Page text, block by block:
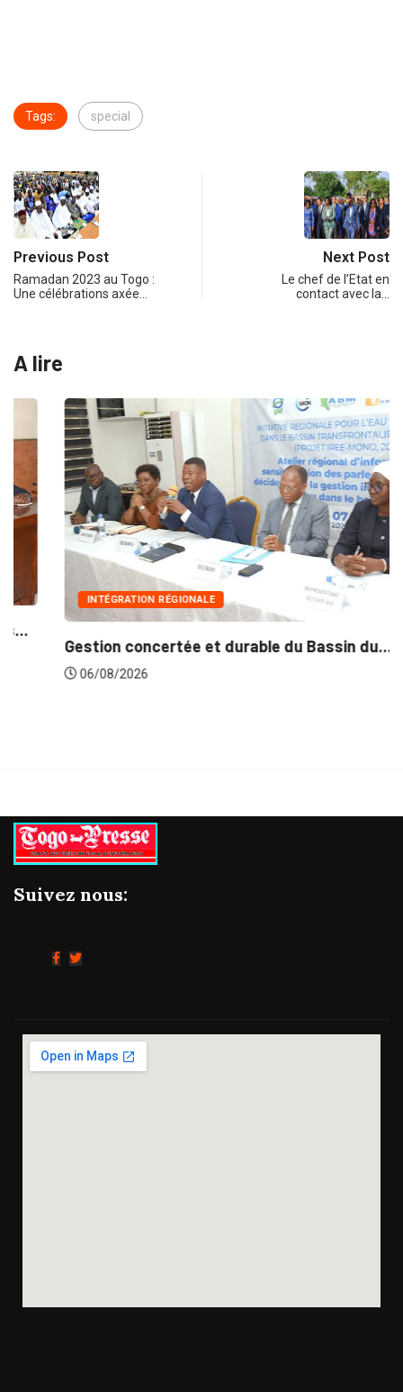
Tags: special
Previous Post
Ramadan 2023 au Togo :
Une célébrations axée…
Next Post
Le chef de l’Etat en
contact avec la…
A lire
INTÉGRATION RÉGIONALE
Gestion concertée et durable du Bassin du...
06/08/2026
Suivez nous: